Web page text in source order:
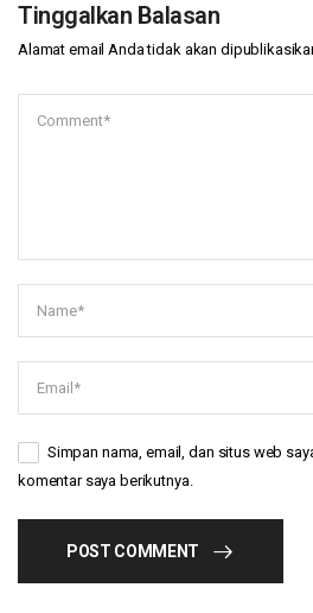
Tinggalkan Balasan
Alamat email Anda tidak akan
Simpan nama, email, dan situs web
komentar saya berikutnya.
POST COMMENT